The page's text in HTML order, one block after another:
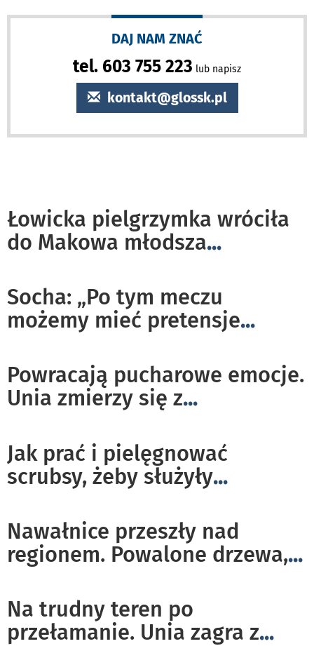
DAJ NAM ZNAĆ
tel. 603 755 223 lub napisz
kontakt@glossk.pl
Łowicka pielgrzymka wróciła
do Makowa młodsza...
Socha: „Po tym meczu
możemy mieć pretensje...
Powracają pucharowe emocje.
Unia zmierzy się z...
Jak prać i pielęgnować
scrubsy, żeby służyły...
Nawałnice przeszły nad
regionem. Powalone drzewa,...
Na trudny teren po
przełamanie. Unia zagra z...